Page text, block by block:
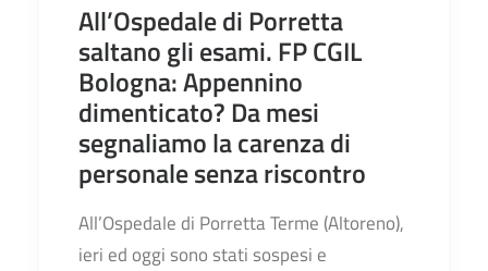
All’Ospedale di Porretta
saltano gli esami. FP CGIL
Bologna: Appennino
dimenticato? Da mesi
segnaliamo la carenza di
personale senza riscontro
All’Ospedale di Porretta Terme (Altoreno),
ieri ed oggi sono stati sospesi e